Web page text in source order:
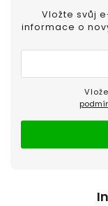
Vložte svůj
informace o